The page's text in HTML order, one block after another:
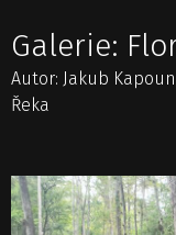
Galerie:
Autor: Jakub Kapoun
Řeka